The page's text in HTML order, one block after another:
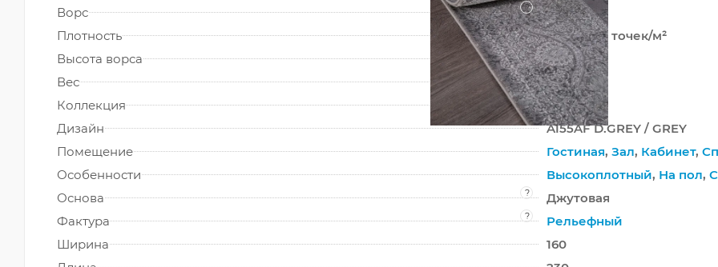
Ворс
?
Средний
Плотность
2 000 000 точек/м²
Высота ворса
7 мм
Вес
3300 г/м²
Коллекция
CABINET
Дизайн
A155AF D.GREY / GREY
Помещение
Гостиная, Зал, Кабинет,
Особенности
Высокоплотный, На пол,
Основа
?
Джутовая
Фактура
?
Рельефный
Ширина
160